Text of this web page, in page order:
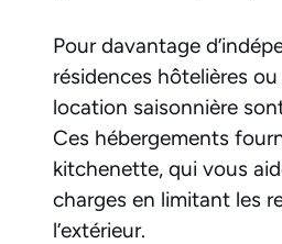
Pour davantage
résidences hôtelières
location saisonnière
Ces hébergements
kitchenette, qui vous
charges en limitant les
l’extérieur.